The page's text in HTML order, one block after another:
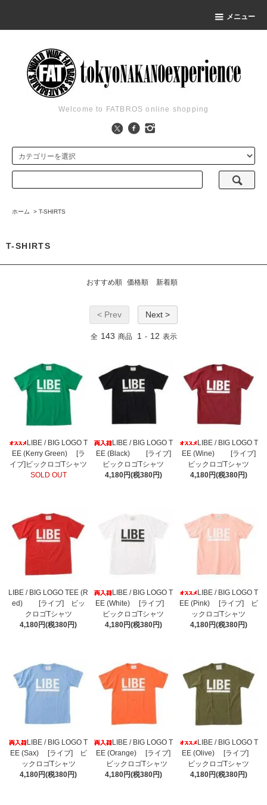
メニュー
Welcome to FATBROS online shopping
ホーム > T-SHIRTS
T-SHIRTS
おすすめ順 価格順 新着順
< Prev Next >
全 143 商品 1 - 12 表示
LIBE / BIG LOGO T
EE (Kerry Green) [ラ
イブ]ビックロゴTシャツ
SOLD OUT
LIBE / BIG LOGO T
EE (Black) [ライブ]
ビックロゴTシャツ
4,180円(税380円)
LIBE / BIG LOGO T
EE (Wine) [ライブ]
ビックロゴTシャツ
4,180円(税380円)
LIBE / BIG LOGO TEE (R
ed) [ライブ] ビッ
クロゴTシャツ
4,180円(税380円)
LIBE / BIG LOGO T
EE (White) [ライブ]
ビックロゴTシャツ
4,180円(税380円)
LIBE / BIG LOGO T
EE (Pink) [ライブ] ビ
ックロゴTシャツ
4,180円(税380円)
LIBE / BIG LOGO T
EE (Sax) [ライブ] ビ
ックロゴTシャツ
4,180円(税380円)
LIBE / BIG LOGO T
EE (Orange) [ライブ]
ビックロゴTシャツ
4,180円(税380円)
LIBE / BIG LOGO T
EE (Olive) [ライブ]
ビックロゴTシャツ
4,180円(税380円)